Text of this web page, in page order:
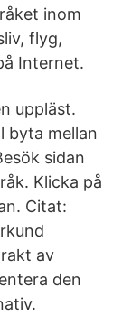
inom
flyg,
Internet.
uppläst.
byta mellan
sidan
Klicka på
Citat:
av
den